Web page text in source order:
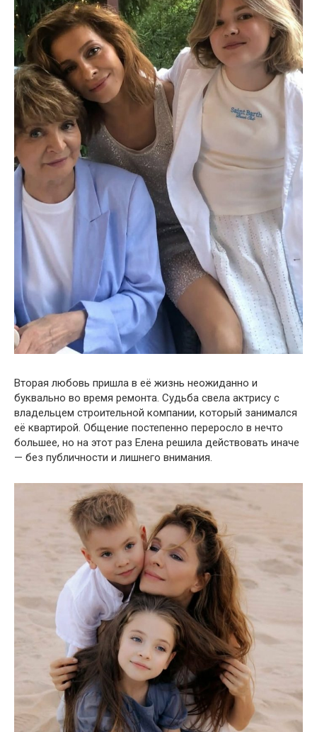
Вторая любовь пришла в её жизнь неожиданно и
буквально во время ремонта. Судьба свела актрису с
владельцем строительной компании, который занимался
её квартирой. Общение постепенно переросло в нечто
большее, но на этот раз Елена решила действовать иначе
— без публичности и лишнего внимания.